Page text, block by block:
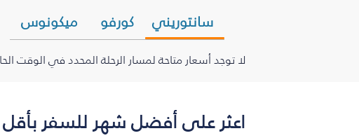
سانتوريني كورفو ميكونوس
لا توجد أسعار متاحة لمسار الرحلة المحدد في الوقت
اعثر على أفضل شهر للسفر بأقل